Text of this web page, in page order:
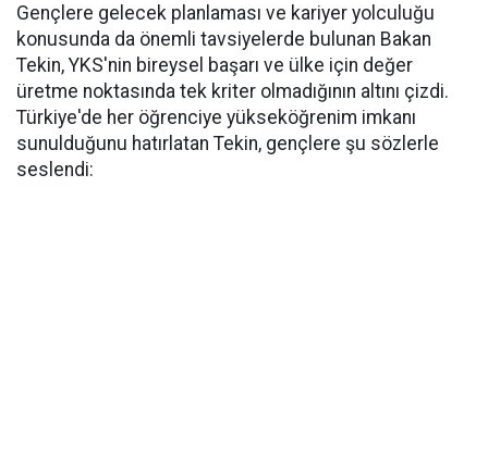
Gençlere gelecek planlaması ve kariyer yolculuğu
konusunda da önemli tavsiyelerde bulunan Bakan
Tekin, YKS'nin bireysel başarı ve ülke için değer
üretme noktasında tek kriter olmadığının altını çizdi.
Türkiye'de her öğrenciye yükseköğrenim imkanı
sunulduğunu hatırlatan Tekin, gençlere şu sözlerle
seslendi: